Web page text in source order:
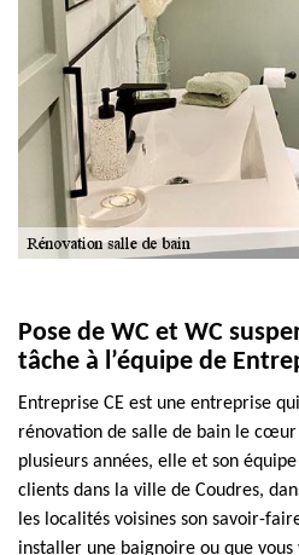
Pose de WC et WC
tâche à l’équipe de
Entreprise CE est une entreprise
rénovation de salle de bain le cœur
plusieurs années, elle et son
clients dans la ville de Coudres,
les localités voisines son savoir-
installer une baignoire ou que